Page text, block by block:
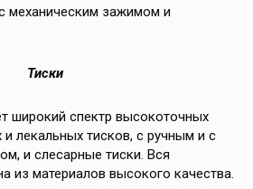
механическим зажимом и
Тиски
широкий спектр высокоточных
лекальных тисков, с ручным и с
и слесарные тиски. Вся
из материалов высокого качества.